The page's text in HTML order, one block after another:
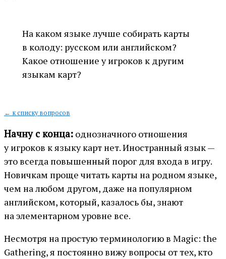
На каком языке лучше собирать карты
в колоду: русском или английском?
Какое отношение у игроков к другим
языкам карт?
← к списку вопросов
Начну с конца: однозначного отношения
у игроков к языку карт нет. Иностранный язык —
это всегда повышенный порог для входа в игру.
Новичкам проще читать карты на родном языке,
чем на любом другом, даже на популярном
английском, который, казалось бы, знают
на элементарном уровне все.
Несмотря на простую терминологию в Magic: the
Gathering, я постоянно вижу вопросы от тех, кто